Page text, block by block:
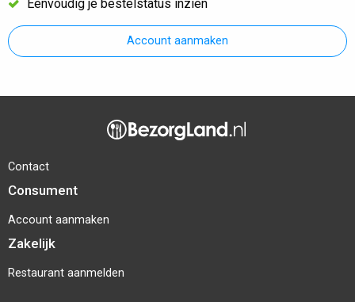
Eenvoudig je bestelstatus inzien
Account aanmaken
Contact
Consument
Account aanmaken
Zakelijk
Restaurant aanmelden